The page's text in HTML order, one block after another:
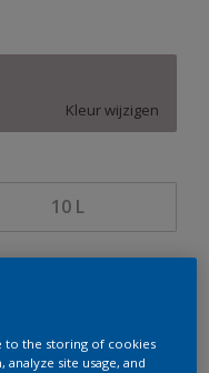
Kleur wijzigen
10 L
to the storing of cookies
site usage, and